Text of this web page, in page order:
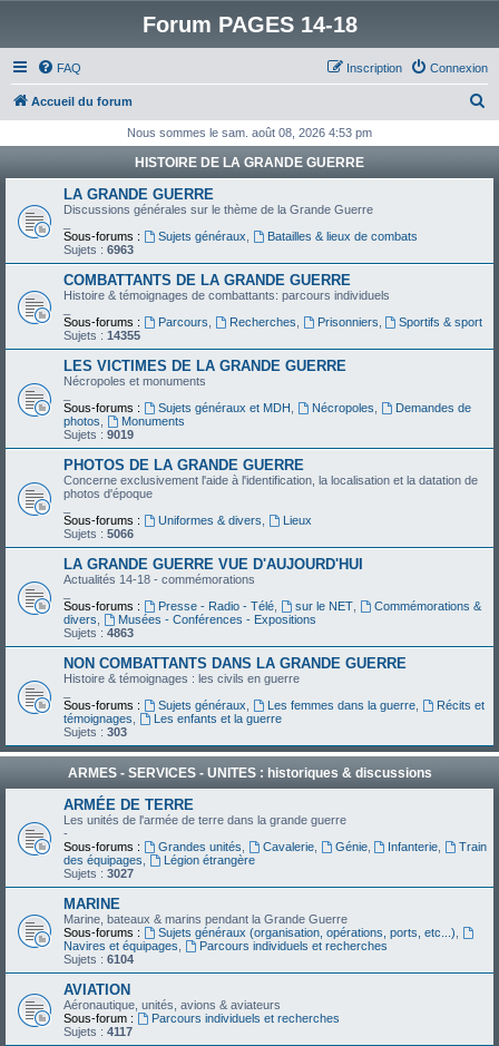
Forum PAGES 14-18
FAQ Connexion
Inscription
Accueil du forum
h
c
Nous sommes le sam. août 08, 2026 4:53 pm
HISTOIRE DE LA GRANDE GUERRE
LA GRANDE GUERRE
Discussions générales sur le thème de la Grande Guerre
Sous-forums :
Sujets généraux
Batailles & lieux de combats
Sujets : 6963
COMBATTANTS DE LA GRANDE GUERRE
Histoire & témoignages de combattants: parcours individuels
Sous-forums :
Parcours Recherches Prisonniers
Sportifs & sport
Sujets : 14355
LES VICTIMES DE LA GRANDE GUERRE
Nécropoles et monuments
Sous-forums :
Sujets généraux et MDH Nécropoles
Demandes de
photos
Monuments
Sujets : 9019
PHOTOS DE LA GRANDE GUERRE
Concerne exclusivement l'aide à l'identification, la localisation et la datation de
photos d'époque
Sous-forums :
Uniformes & divers
Lieux
Sujets : 5066
LA GRANDE GUERRE VUE D'AUJOURD'HUI
Actualités 14-18 - commémorations
Sous-forums :
Presse - Radio - Télé, sur le NET,
Commémorations &
divers
Musées - Conférences - Expositions
Sujets : 4863
NON COMBATTANTS DANS LA GRANDE GUERRE
Histoire & témoignages : les civils en guerre
Sous-forums :
Sujets généraux Les femmes dans la guerre,
Récits et
témoignages
Les enfants et la guerre
Sujets : 303
ARMES - SERVICES - UNITES : historiques & discussions
ARMÉE DE TERRE
Les unités de l'armée de terre dans la grande guerre
-
Sous-forums :
Grandes unités Cavalerie, Génie, Infanterie
Train
des équipages
Légion étrangère
Sujets : 3027
MARINE
Marine, bateaux & marins pendant la Grande Guerre
Sous-forums :
Sujets généraux (organisation, opérations, ports, etc...)
Navires et équipages
Parcours individuels et recherches
Sujets : 6104
AVIATION
Aéronautique, unités, avions & aviateurs
Sous-forum :
Parcours individuels et recherches
Sujets : 4117